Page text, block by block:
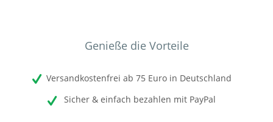
Genieße die Vorteile
Versandkostenfrei ab 75 Euro in Deutschland
Sicher & einfach bezahlen mit PayPal